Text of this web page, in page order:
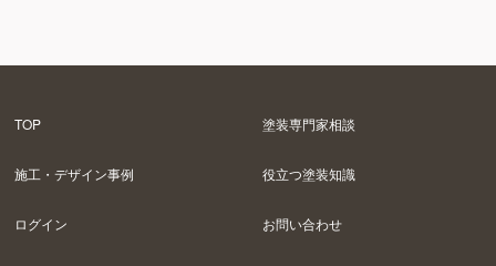
TOP 塗装専門家相談
施工・デザイン事例 役立つ塗装知識
ログイン お問い合わせ